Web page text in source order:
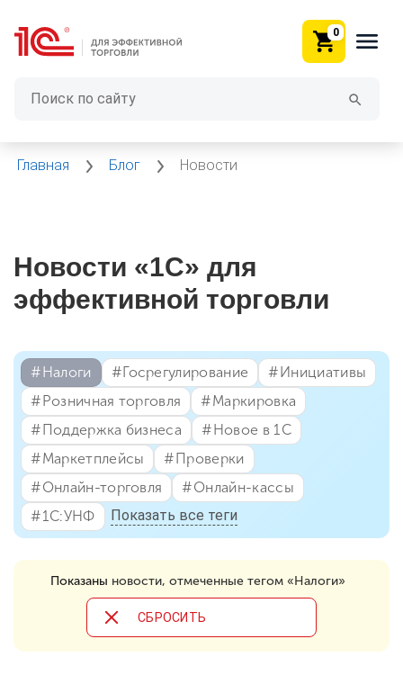
0
Главная Блог Новости
Новости «1С» для
эффективной торговли
#⁣Налоги #⁣Госрегулирование
#⁣Инициативы
#⁣Розничная торговля
#⁣Маркировка
#⁣Поддержка бизнеса
#⁣Новое в 1С
#⁣Маркетплейсы
#⁣Проверки
#⁣Онлайн-торговля
#⁣Онлайн-кассы
#⁣1С:УНФ
Показать все теги
Показаны новости, отмеченные тегом «Налоги»
CБРОСИТЬ